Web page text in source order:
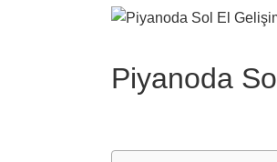
View
Piyanoda